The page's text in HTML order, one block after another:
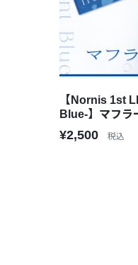
【Nornis 1st
Blue-】マフラ
¥2,500 税込